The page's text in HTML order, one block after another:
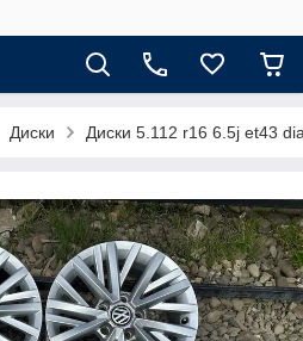
Диски Диски 5.112 r16 6.5j et43